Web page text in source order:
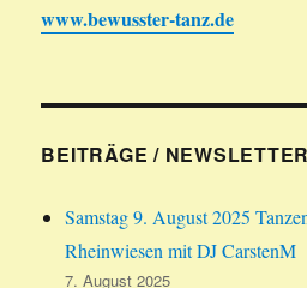
www.bewusster-tanz.de
BEITRÄGE / NEWSLETTER
Samstag 9. August 2025
Rheinwiesen mit DJ CarstenM
7. August 2025